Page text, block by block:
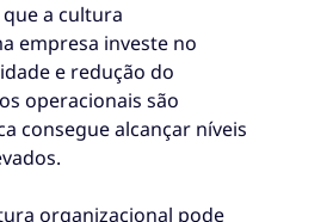
a cultura
empresa investe no
e redução do
operacionais são
consegue alcançar níveis
organizacional pode